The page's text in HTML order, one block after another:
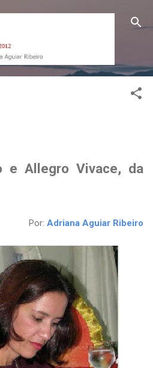
conteúdo principal
e Allegro Vivace, da
Por: Adriana Aguiar Ribeiro